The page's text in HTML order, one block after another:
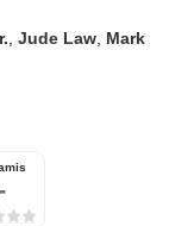
,Jude Law, Mark